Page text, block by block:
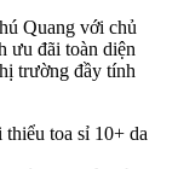
Quang với chủ
ưu đãi toàn diện
trường đầy tính
toa sỉ 10+ da